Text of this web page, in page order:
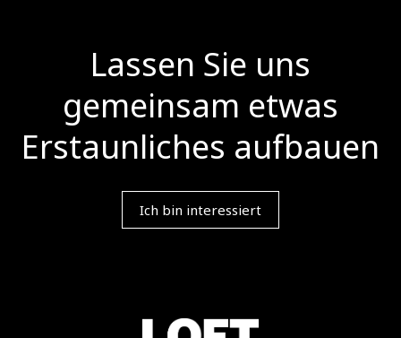
Lassen Sie uns
gemeinsam etwas
Erstaunliches aufbauen
Ich bin interessiert